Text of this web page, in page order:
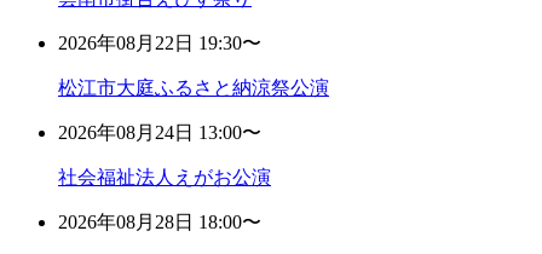
2026年08月22日 19:30〜
松江市大庭ふるさと納涼祭公演
2026年08月24日 13:00〜
社会福祉法人えがお公演
2026年08月28日 18:00〜